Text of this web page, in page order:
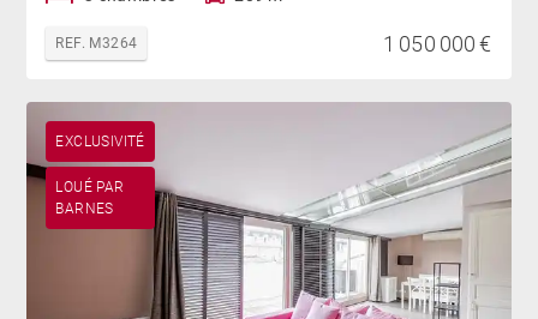
REF. M3264 1 050 000 €
EXCLUSIVITÉ
LOUÉ PAR
BARNES